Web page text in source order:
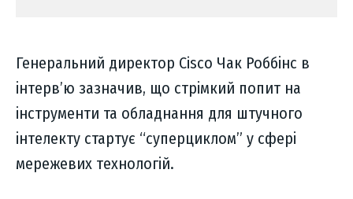
Генеральний директор Cisco Чак Роббінс в
інтерв’ю зазначив, що стрімкий попит на
інструменти та обладнання для штучного
інтелекту стартує “суперциклом” у сфері
мережевих технологій.